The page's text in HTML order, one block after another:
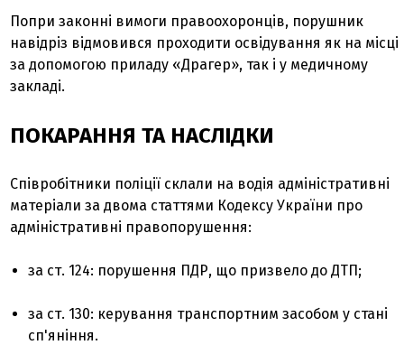
Попри законні вимоги правоохоронців, порушник
навідріз відмовився проходити освідування як на місці
за допомогою приладу «Драгер», так і у медичному
закладі.
ПОКАРАННЯ ТА НАСЛІДКИ
Співробітники поліції склали на водія адміністративні
матеріали за двома статтями Кодексу України про
адміністративні правопорушення:
за ст. 124: порушення ПДР, що призвело до ДТП;
за ст. 130: керування транспортним засобом у стані
сп'яніння.